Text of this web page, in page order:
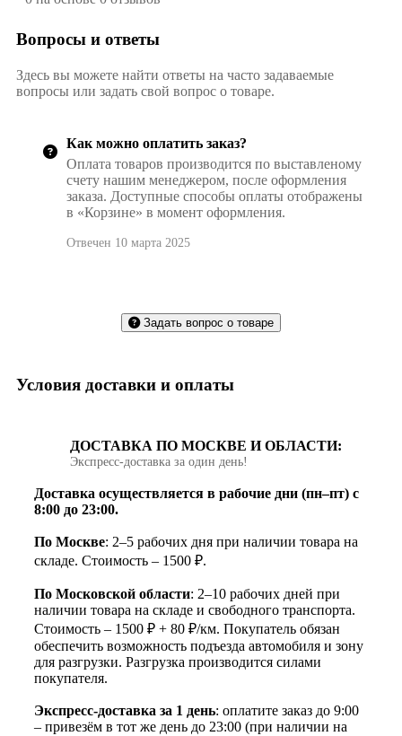
Вопросы и ответы
Здесь вы можете найти ответы на часто задаваемые
вопросы или задать свой вопрос о товаре.
Как можно оплатить заказ?
Оплата товаров производится по выставленому
счету нашим менеджером, после оформления
заказа. Доступные способы оплаты отображены
в «Корзине» в момент оформления.
Отвечен 10 марта 2025
Задать вопрос о товаре
Условия доставки и оплаты
ДОСТАВКА ПО МОСКВЕ И ОБЛАСТИ:
Экспресс‑доставка за один день!
Доставка осуществляется в рабочие дни (пн–пт) с
8:00 до 23:00.
По Москве: 2–5 рабочих дня при наличии товара на
складе. Стоимость – 1500 ₽.
По Московской области: 2–10 рабочих дней при
наличии товара на складе и свободного транспорта.
Стоимость – 1500 ₽ + 80 ₽/км. Покупатель обязан
обеспечить возможность подъезда автомобиля и зону
для разгрузки. Разгрузка производится силами
покупателя.
Экспресс-доставка за 1 день: оплатите заказ до 9:00
– привезём в тот же день до 23:00 (при наличии на